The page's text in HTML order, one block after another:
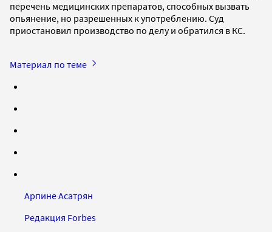
перечень медицинских препаратов, способных вызвать
опьянение, но разрешенных к употреблению. Суд
приостановил производство по делу и обратился в КС.
Материал по теме
Арпине Асатрян
Редакция Forbes